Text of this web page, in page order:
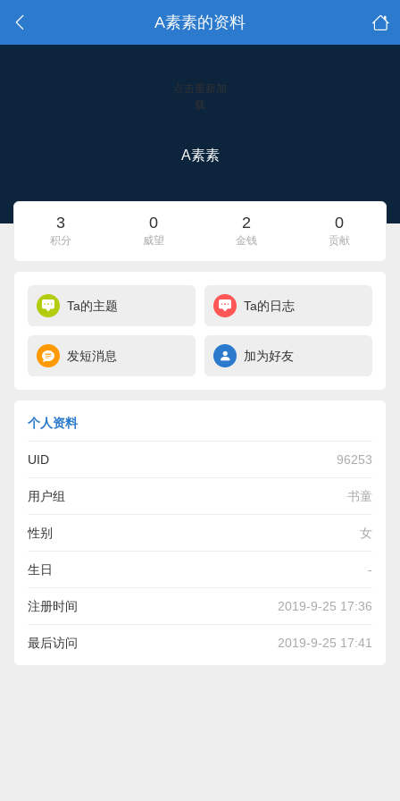
A素素的资料
点击重新加
载
A素素
3
积分
0
威望
2
金钱
0
贡献
Ta的主题 Ta的日志
发短消息 加为好友
个人资料
UID 96253
用户组 书童
性别 女
生日 -
注册时间 2019-9-25 17:36
最后访问 2019-9-25 17:41